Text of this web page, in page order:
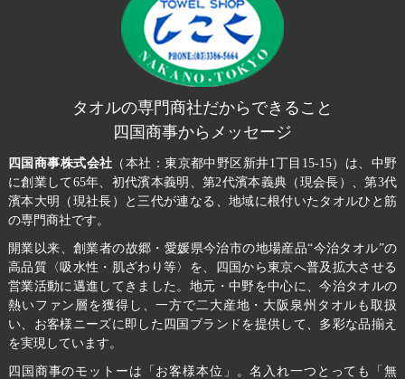
タオルの専門商社だからできること
四国商事からメッセージ
四国商事株式会社 （本社：東京都中野区新井1丁目15-15）は、中野
に創業して65年、初代濱本義明、第2代濱本義典（現会長）、第3代
濱本大明（現社長）と三代が連なる、地域に根付いたタオルひと筋
の専門商社です。
開業以来、創業者の故郷・愛媛県今治市の地場産品“今治タオル”の
高品質〈吸水性・肌ざわり等〉を、四国から東京へ普及拡大させる
営業活動に邁進してきました。地元・中野を中心に、今治タオルの
熱いファン層を獲得し、一方で二大産地・大阪泉州タオルも取扱
い、お客様ニーズに即した四国ブランドを提供して、多彩な品揃え
を実現しています。
四国商事のモットーは「お客様本位」。名入れ一つとっても「無